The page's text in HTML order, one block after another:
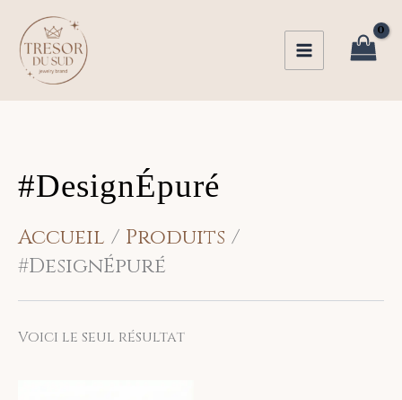
contenu
#DesignÉpuré
Accueil
Produits
#DesignÉpuré
Voici le seul résultat